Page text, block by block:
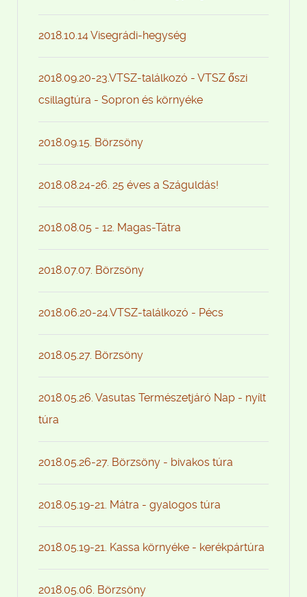
2018.10.14 Visegrádi-hegység
2018.09.20-23.VTSZ-találkozó - VTSZ őszi
csillagtúra - Sopron és környéke
2018.09.15. Börzsöny
2018.08.24-26. 25 éves a Száguldás!
2018.08.05 - 12. Magas-Tátra
2018.07.07. Börzsöny
2018.06.20-24.VTSZ-találkozó - Pécs
2018.05.27. Börzsöny
2018.05.26. Vasutas Természetjáró Nap - nyílt
túra
2018.05.26-27. Börzsöny - bivakos túra
2018.05.19-21. Mátra - gyalogos túra
2018.05.19-21. Kassa környéke - kerékpártúra
2018.05.06. Börzsöny